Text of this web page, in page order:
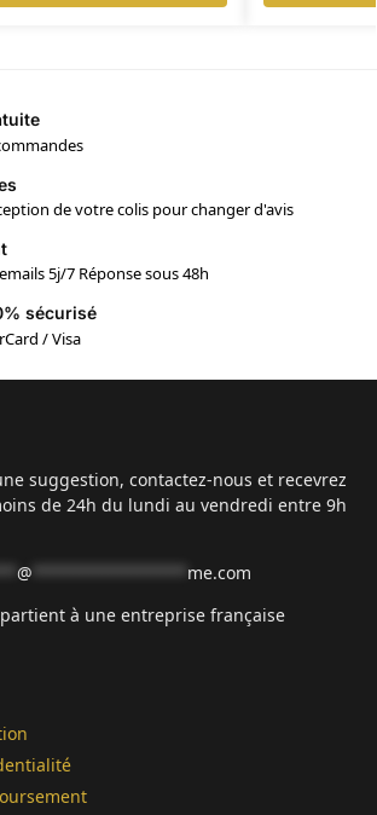
de votre colis pour changer d'avis
5j/7 Réponse sous 48h
sécurisé
/ Visa
suggestion, contactez-nous et recevrez
de 24h du lundi au vendredi entre 9h
@
me.com
à une entreprise française